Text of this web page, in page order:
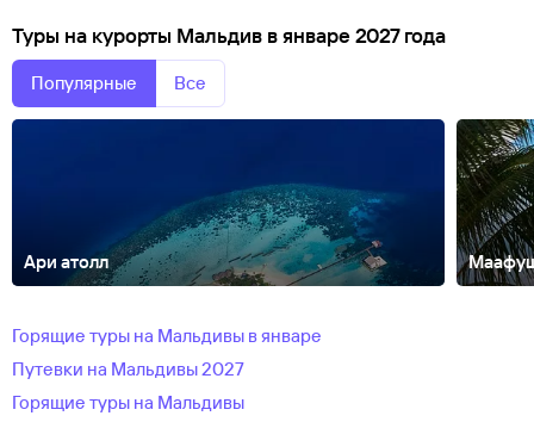
Туры на курорты Мальдив в январе 2027 года
Популярные Все
Ари атолл
Горящие туры на Мальдивы в январе
Путевки на Мальдивы 2027
Горящие туры на Мальдивы